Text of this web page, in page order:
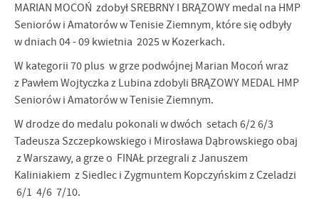
MARIAN MOCOŃ zdobył SREBRNY I BRĄZOWY medal na HMP
Seniorów i Amatorów w Tenisie Ziemnym, które się odbyły
w dniach 04 - 09 kwietnia 2025 w Kozerkach.
W kategorii 70 plus w grze podwójnej Marian Mocoń wraz
z Pawłem Wojtyczka z Lubina zdobyli BRĄZOWY MEDAL HMP
Seniorów i Amatorów w Tenisie Ziemnym.
W drodze do medalu pokonali w dwóch setach 6/2 6/3
Tadeusza Szczepkowskiego i Mirosława Dąbrowskiego obaj
z Warszawy, a grze o FINAŁ przegrali z Januszem
Kaliniakiem z Siedlec i Zygmuntem Kopczyńskim z Czeladzi
6/1 4/6 7/10.